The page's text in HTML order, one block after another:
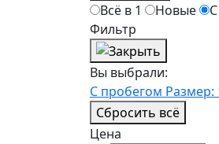
Всё в 1
Новые
Фильтр
Вы выбрали:
С пробегом Размер:
Сбросить всё
Цена